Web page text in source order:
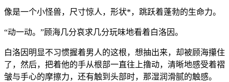
像是一个小怪兽，尺寸惊人，形状*，跳跃着蓬勃的生命力。
“动一动。”顾海几分哀求几分玩味地看着白洛因。
白洛因明显不习惯握着男人的这根，想抽出来，却被顾海攥住
了，然后，把着他的手从根部一直往上撸动，清晰地感受着褶
皱与手心的摩擦力，还有触到头部时，那湿润滑腻的触感。